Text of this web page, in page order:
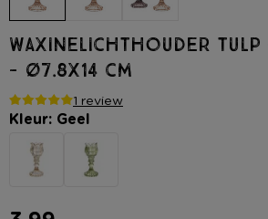
Waxinelichthouder
- ø7.8x14 cm
1 review
Kleur: Geel